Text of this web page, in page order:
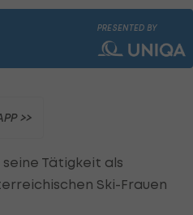
PRESENTED BY
>>
Tätigkeit als
Ski-Frauen